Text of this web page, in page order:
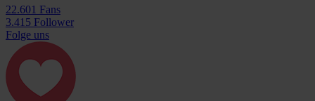
22.601 Fans
3.415 Follower
Folge uns